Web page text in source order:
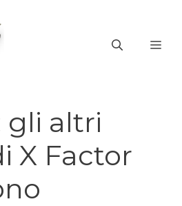
gli altri
X Factor